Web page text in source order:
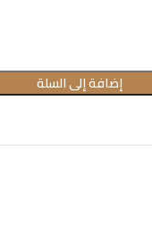
إضافة إلى السلة